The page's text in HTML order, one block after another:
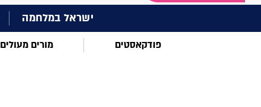
ישראל במלחמה
פודקאסטים מורים מעולים